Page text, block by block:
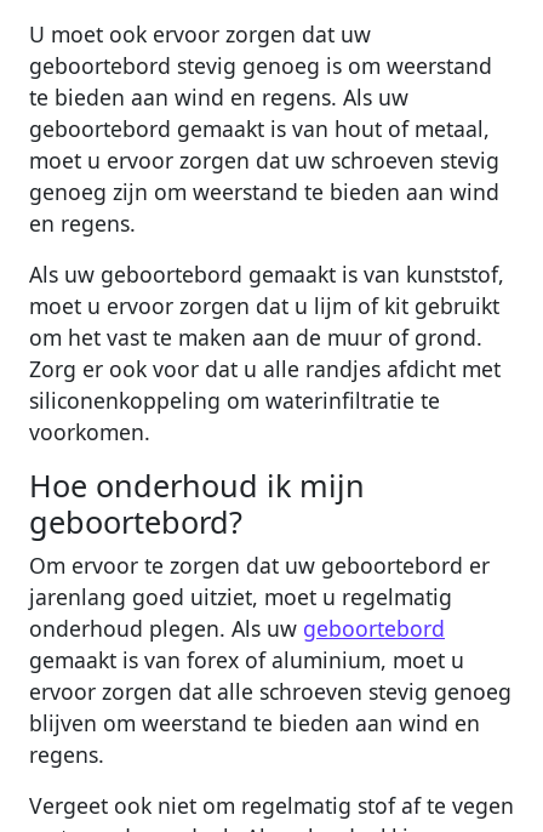
U moet ook ervoor zorgen dat uw
geboortebord stevig genoeg is om weerstand
te bieden aan wind en regens. Als uw
geboortebord gemaakt is van hout of metaal,
moet u ervoor zorgen dat uw schroeven stevig
genoeg zijn om weerstand te bieden aan wind
en regens.
Als uw geboortebord gemaakt is van kunststof,
moet u ervoor zorgen dat u lijm of kit gebruikt
om het vast te maken aan de muur of grond.
Zorg er ook voor dat u alle randjes afdicht met
siliconenkoppeling om waterinfiltratie te
voorkomen.
Hoe onderhoud ik mijn
geboortebord?
Om ervoor te zorgen dat uw geboortebord er
jarenlang goed uitziet, moet u regelmatig
onderhoud plegen. Als uw geboortebord
gemaakt is van forex of aluminium, moet u
ervoor zorgen dat alle schroeven stevig genoeg
blijven om weerstand te bieden aan wind en
regens.
Vergeet ook niet om regelmatig stof af te vegen